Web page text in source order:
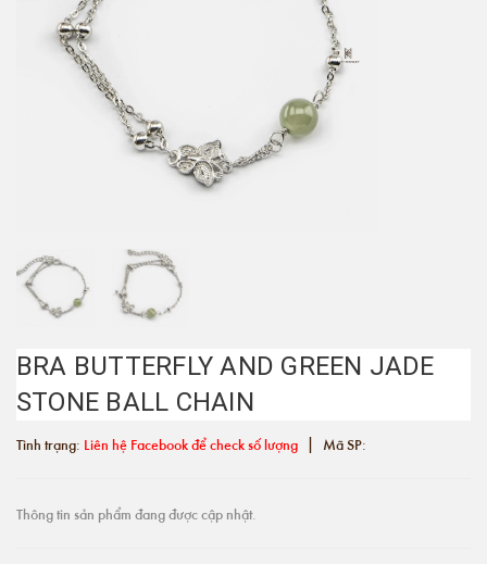
BRA BUTTERFLY AND GREEN JADE
STONE BALL CHAIN
Tình trạng: Liên hệ Facebook để check số lượng | Mã SP:
Thông tin sản phẩm đang được cập nhật.